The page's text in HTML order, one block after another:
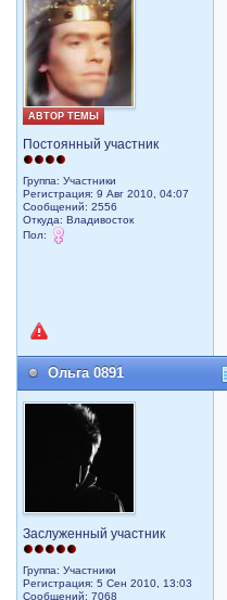
АВТОР ТЕМЫ
Постоянный участник
Группа: Участники
Регистрация: 9 Авг 2010, 04:07
Сообщений: 2556
Откуда: Владивосток
Пол:
Ольга 0891
Заслуженный участник
Группа: Участники
Регистрация: 5 Сен 2010, 13:03
Сообщений: 7068